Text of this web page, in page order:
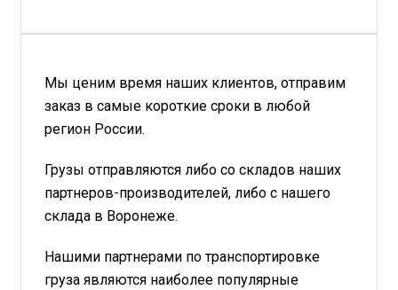
Мы ценим время наших клиентов, отправим
заказ в самые короткие сроки в любой
регион России.
Грузы отправляются либо со складов наших
партнеров-производителей, либо с нашего
склада в Воронеже.
Нашими партнерами по транспортировке
груза являются наиболее популярные